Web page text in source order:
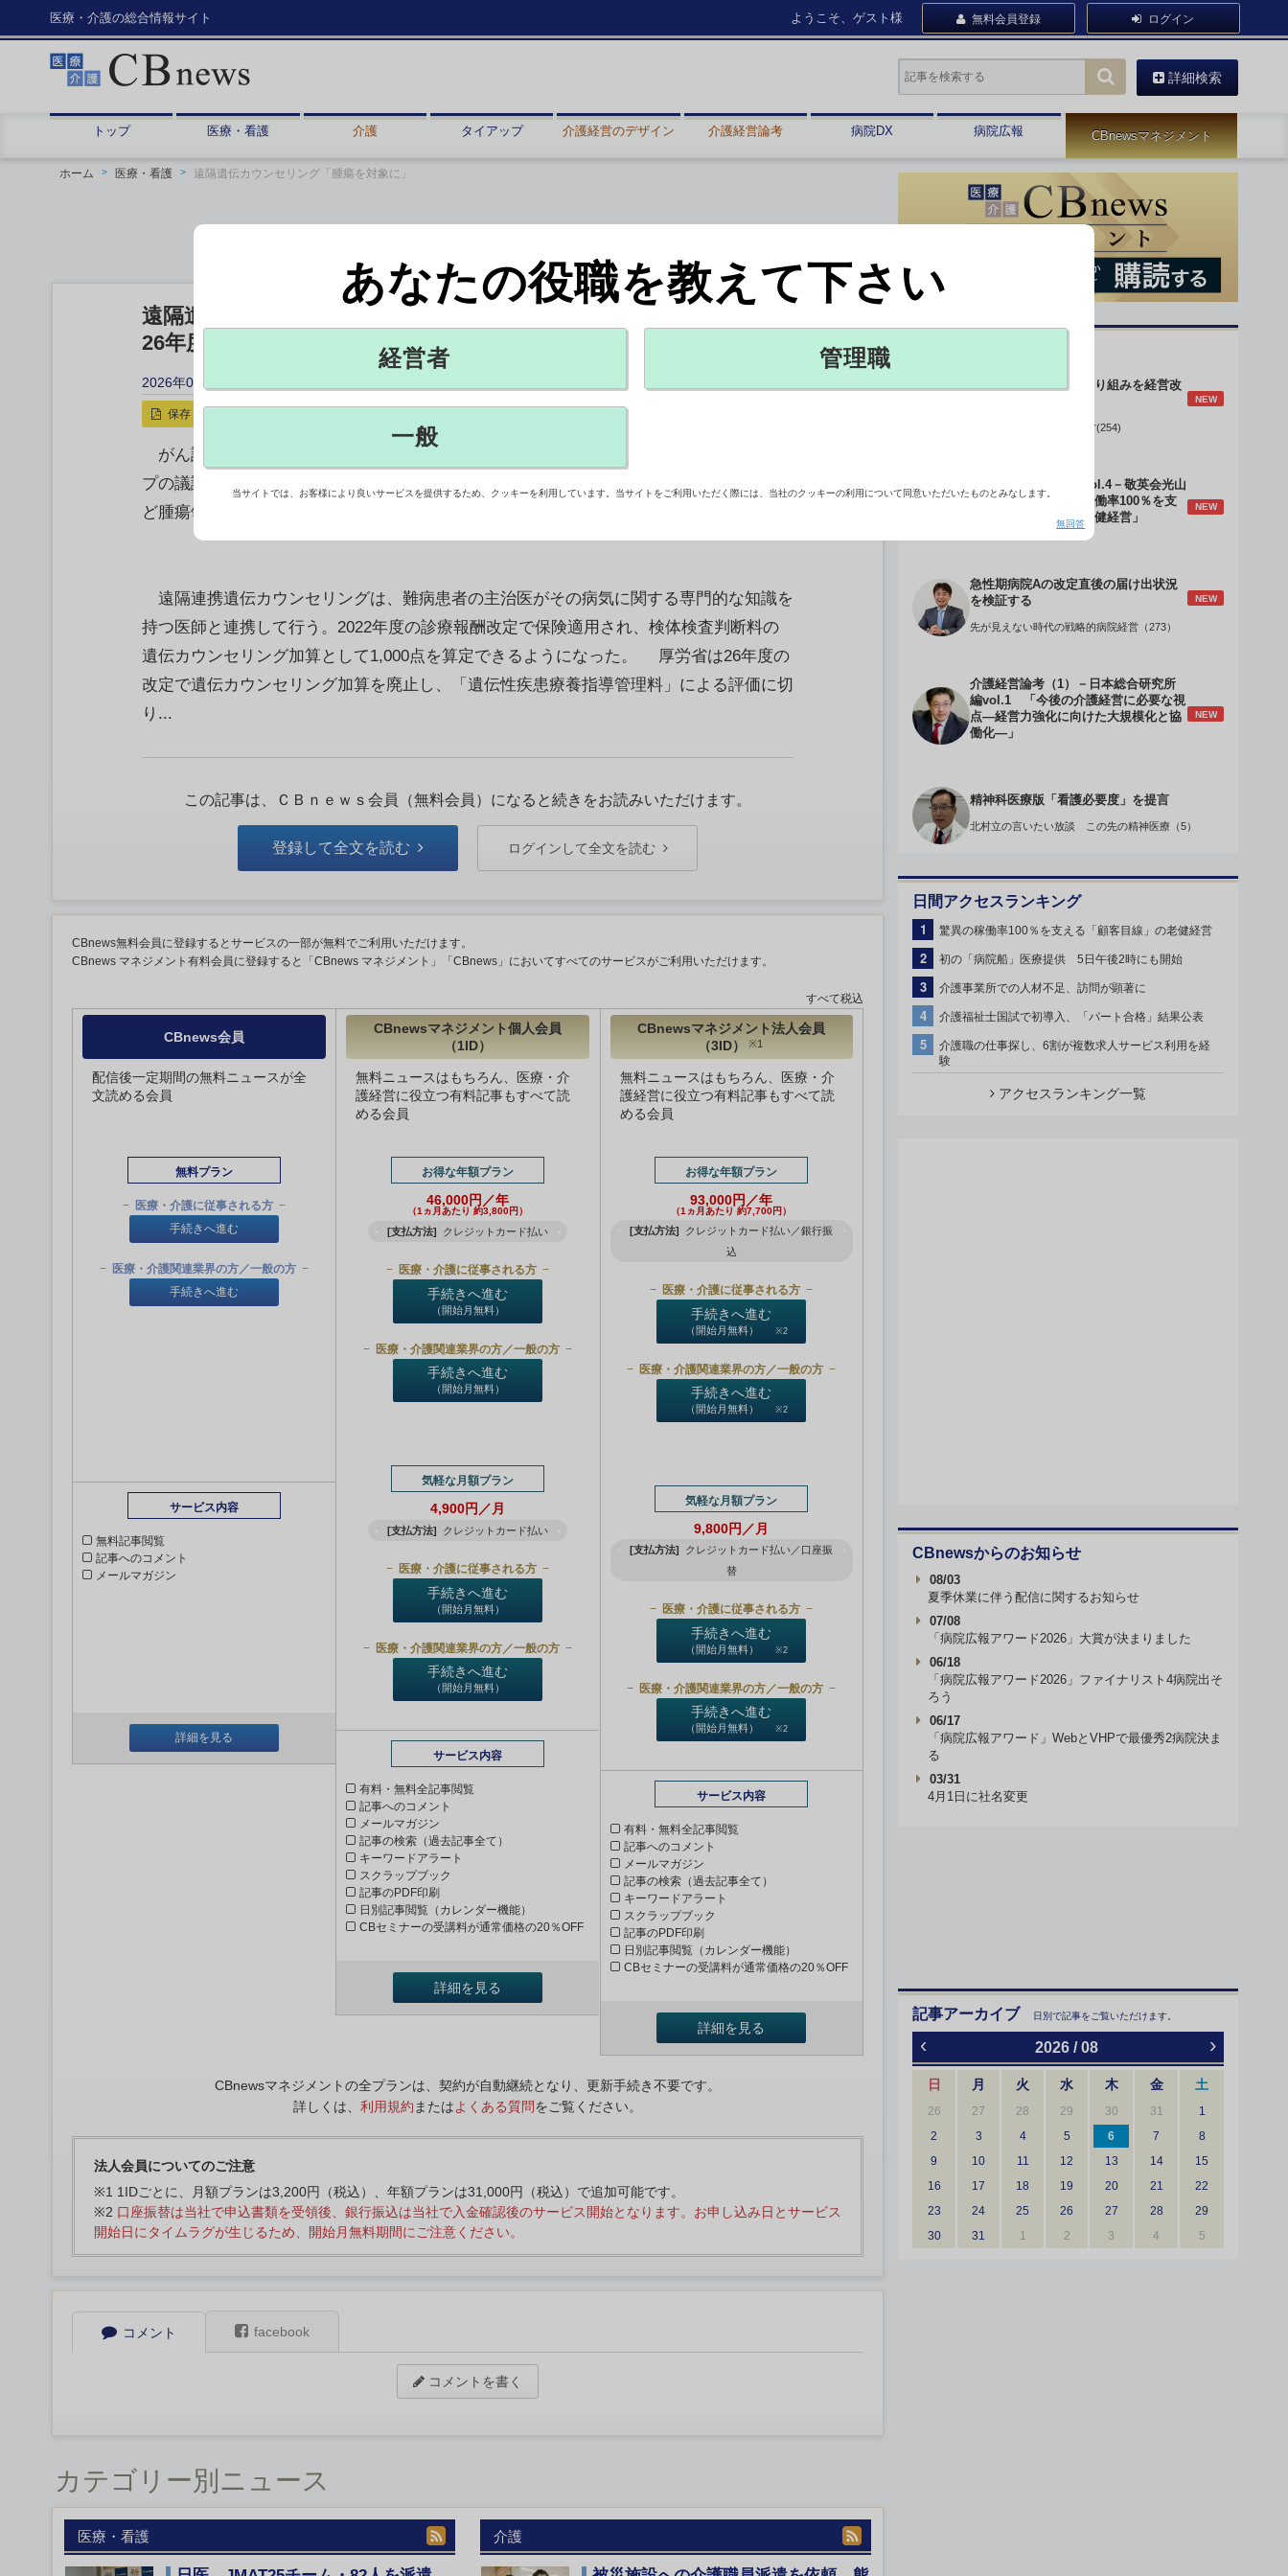
医療・介護の総合情報サイト ようこそ、ゲスト様 無料会員登録 ログイン
詳細検索
トップ 医療・看護 介護 タイアップ 介護経営のデザイン 介護経営論考 病院DX 病院広報 CBnewsマネジメント
ホーム 医療・看護 遠隔遺伝カウンセリング「腫瘍を対象に」
遠隔遺伝カウンセリング「腫瘍を対象に」
26年度改定でも難病に限定
2026年06月01日 14:13
保存
がん診療連携拠点病院などの整備指針の見直しに向けた厚生労働省のワーキンググルー
プの議論では、現在は難病に限定されている遠隔連携遺伝カウンセリングの対象をがんな
ど腫瘍領域に拡大することを求める意見が上がっている。【兼松昭夫】
遠隔連携遺伝カウンセリングは、難病患者の主治医がその病気に関する専門的な知識を
持つ医師と連携して行う。2022年度の診療報酬改定で保険適用され、検体検査判断料の
遺伝カウンセリング加算として1,000点を算定できるようになった。 厚労省は26年度の
改定で遺伝カウンセリング加算を廃止し、「遺伝性疾患療養指導管理料」による評価に切
り...
この記事は、ＣＢｎｅｗｓ会員（無料会員）になると続きをお読みいただけます。
登録して全文を読む ログインして全文を読む
CBnews無料会員に登録するとサービスの一部が無料でご利用いただけます。
CBnews マネジメント有料会員に登録すると「CBnews マネジメント」「CBnews」においてすべてのサービスがご利用いただけます。
すべて税込
CBnews会員
配信後一定期間の無料ニュースが全
文読める会員
無料プラン
医療・介護に従事される方
手続きへ進む
医療・介護関連業界の方／一般の方
手続きへ進む
サービス内容
無料記事閲覧
記事へのコメント
メールマガジン
詳細を見る
CBnewsマネジメント個人会員
（1ID）
無料ニュースはもちろん、医療・介
護経営に役立つ有料記事もすべて読
める会員
お得な年額プラン
46,000円／年
（1ヵ月あたり 約3,800円）
[支払方法] クレジットカード払い
医療・介護に従事される方
手続きへ進む
（開始月無料）
医療・介護関連業界の方／一般の方
手続きへ進む
（開始月無料）
気軽な月額プラン
4,900円／月
[支払方法] クレジットカード払い
医療・介護に従事される方
手続きへ進む
（開始月無料）
医療・介護関連業界の方／一般の方
手続きへ進む
（開始月無料）
サービス内容
有料・無料全記事閲覧
記事へのコメント
メールマガジン
記事の検索（過去記事全て）
キーワードアラート
スクラップブック
記事のPDF印刷
日別記事閲覧（カレンダー機能）
CBセミナーの受講料が通常価格の20％OFF
詳細を見る
CBnewsマネジメント法人会員
（3ID）
※1
無料ニュースはもちろん、医療・介
護経営に役立つ有料記事もすべて読
める会員
お得な年額プラン
93,000円／年
（1ヵ月あたり 約7,700円）
[支払方法]
クレジットカード払い／銀行振
込
医療・介護に従事される方
手続きへ進む
（開始月無料） ※2
医療・介護関連業界の方／一般の方
手続きへ進む
（開始月無料） ※2
気軽な月額プラン
9,800円／月
[支払方法]
クレジットカード払い／口座振
替
医療・介護に従事される方
手続きへ進む
（開始月無料） ※2
医療・介護関連業界の方／一般の方
手続きへ進む
（開始月無料） ※2
サービス内容
有料・無料全記事閲覧
記事へのコメント
メールマガジン
記事の検索（過去記事全て）
キーワードアラート
スクラップブック
記事のPDF印刷
日別記事閲覧（カレンダー機能）
CBセミナーの受講料が通常価格の20％OFF
詳細を見る
CBnewsマネジメントの全プランは、契約が自動継続となり、更新手続き不要です。
詳しくは、 利用規約 またはよくある質問をご覧ください。
法人会員についてのご注意
※1 1IDごとに、月額プランは3,200円（税込）、年額プランは31,000円（税込）で追加可能です。
※2 口座振替は当社で申込書類を受領後、銀行振込は当社で入金確認後のサービス開始となります。お申し込み日とサービス
開始日にタイムラグが生じるため、開始月無料期間にご注意ください。
コメント facebook
コメントを書く
カテゴリー別ニュース
医療・看護 介護
身体的拘束最小化の取り組みを経営改
NEW
データで読み解く病院経営(254)
介護経営のデザインVol.4－敬英会光山
誠理事長 「驚異の稼働率100％を支
える『顧客目線』の老健経営」
NEW
急性期病院Aの改定直後の届け出状況
を検証する
NEW
先が見えない時代の戦略的病院経営（273）
介護経営論考（1）－日本総合研究所
編vol.1 「今後の介護経営に必要な視
点―経営力強化に向けた大規模化と協
働化―」
NEW
精神科医療版「看護必要度」を提言
北村立の言いたい放談 この先の精神医療（5）
日間アクセスランキング
1 驚異の稼働率100％を支える「顧客目線」の老健経営
2 初の「病院船」医療提供 5日午後2時にも開始
3 介護事業所での人材不足、訪問が顕著に
4 介護福祉士国試で初導入、「パート合格」結果公表
5
介護職の仕事探し、6割が複数求人サービス利用を経
験
アクセスランキング一覧
CBnewsからのお知らせ
08/03
夏季休業に伴う配信に関するお知らせ
07/08
「病院広報アワード2026」大賞が決まりました
06/18
「病院広報アワード2026」ファイナリスト4病院出そ
ろう
06/17
「病院広報アワード」WebとVHPで最優秀2病院決ま
る
03/31
4月1日に社名変更
記事アーカイブ 日別で記事をご覧いただけます。
‹ 2026 / 08 ›
日 月 火 水 木 金 土
26 27 28 29 30 31
1
2
3 4 5 6 7
8
9
10 11 12 13 14
15
16
17 18 19 20 21
22
23
24 25 26 27 28
29
30
31 1 2 3 4 5
あなたの役職を教えて下さい
経営者 管理職
一般
当サイトでは、お客様により良いサービスを提供するため、クッキーを利用しています。当サイトをご利用いただく際には、当社のクッキーの利用について同意いただいたものとみなします。
無回答